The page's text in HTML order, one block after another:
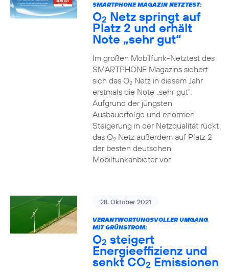
SMARTPHONE MAGAZIN NETZTEST:
O2 Netz springt auf
Platz 2 und erhält
Note „sehr gut“
Im großen Mobilfunk-Netztest des
SMARTPHONE Magazins sichert
sich das O2Netz in diesem Jahr
erstmals die Note „sehr gut“.
Aufgrund der jüngsten
Ausbauerfolge und enormen
Steigerung in der Netzqualität rückt
das O2Netz außerdem auf Platz 2
der besten deutschen
Mobilfunkanbieter vor.
28. Oktober 2021
VERANTWORTUNGSVOLLER UMGANG
MIT GRÜNSTROM:
O2 steigert
Energieeffizienz und
senkt CO2 Emissionen